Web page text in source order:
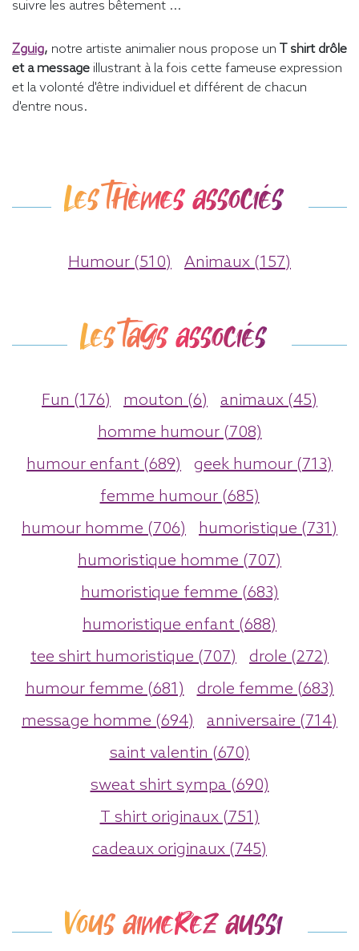
suivre les autres bêtement ...
Zguig, notre artiste animalier nous propose un T shirt drôle
et a message illustrant à la fois cette fameuse expression
et la volonté d'être individuel et différent de chacun
d'entre nous.
Les thèmes associés
Humour (510) Animaux (157)
Les tags associés
Fun (176) mouton (6)
animaux (45)
homme humour (708)
humour enfant (689)
geek humour (713)
femme humour (685)
humour homme (706)
humoristique (731)
humoristique homme (707)
humoristique femme (683)
humoristique enfant (688)
tee shirt humoristique (707)
drole (272)
humour femme (681)
drole femme (683)
message homme (694)
anniversaire (714)
saint valentin (670)
sweat shirt sympa (690)
T shirt originaux (751)
cadeaux originaux (745)
Vous aimerez aussi